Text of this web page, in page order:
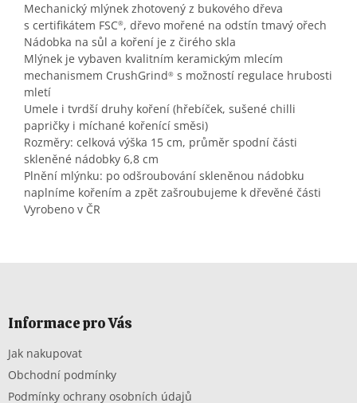
Mechanický mlýnek zhotovený z bukového dřeva
s certifikátem FSC®, dřevo mořené na odstín tmavý ořech
Nádobka na sůl a koření je z čirého skla
Mlýnek je vybaven kvalitním keramickým mlecím
mechanismem CrushGrind® s možností regulace hrubosti
mletí
Umele i tvrdší druhy koření (hřebíček, sušené chilli
papričky i míchané kořenící směsi)
Rozměry: celková výška 15 cm, průměr spodní části
skleněné nádobky 6,8 cm
Plnění mlýnku: po odšroubování skleněnou nádobku
naplníme kořením a zpět zašroubujeme k dřevěné části
Vyrobeno v ČR
Informace pro Vás
Jak nakupovat
Obchodní podmínky
Podmínky ochrany osobních údajů